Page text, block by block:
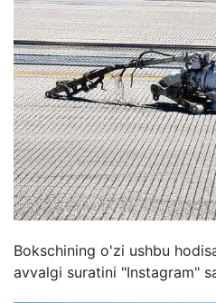
Bokschining o'zi ushbu
avvalgi suratini "Instagram"